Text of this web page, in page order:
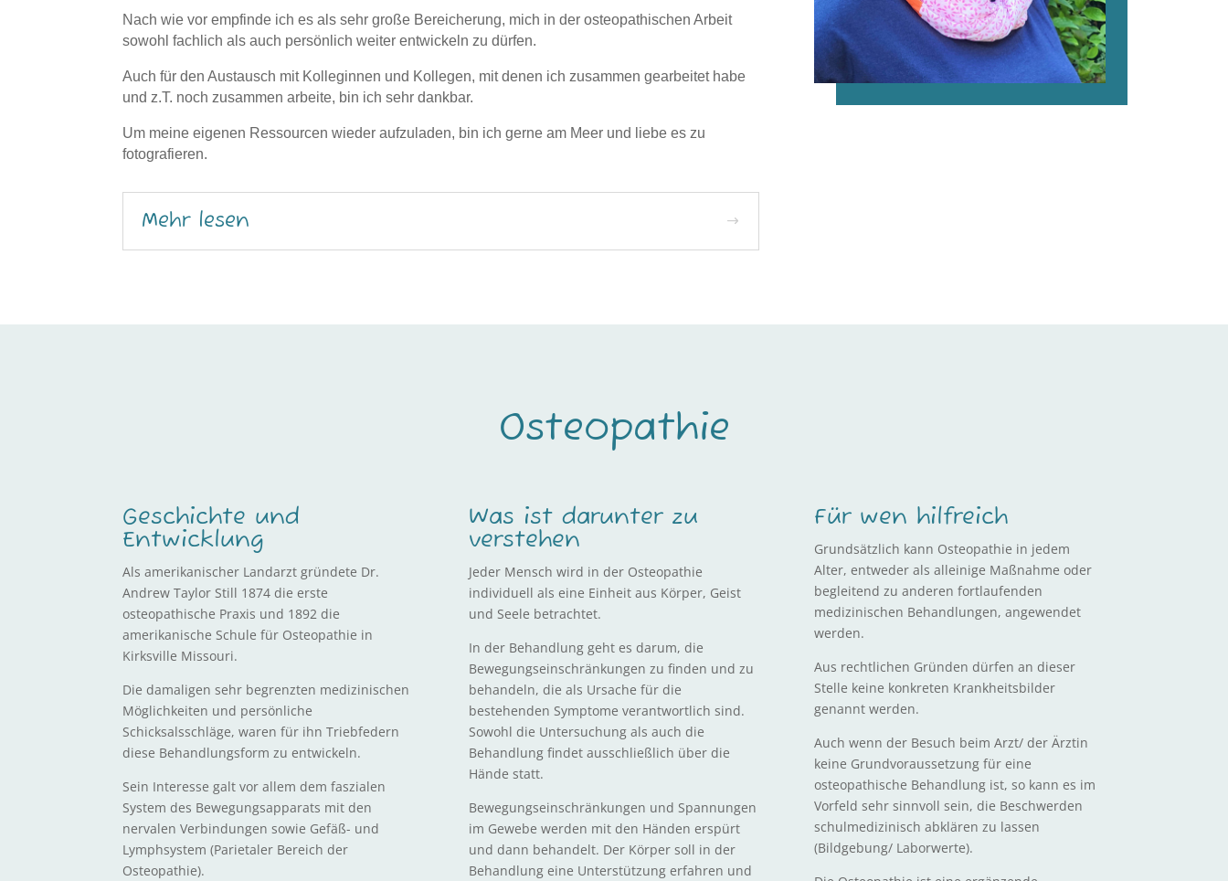
Nach wie vor empfinde ich es als sehr große Bereicherung, mich in der osteopathischen Arbeit
sowohl fachlich als auch persönlich weiter entwickeln zu dürfen.
Auch für den Austausch mit Kolleginnen und Kollegen, mit denen ich zusammen gearbeitet habe
und z.T. noch zusammen arbeite, bin ich sehr dankbar.
Um meine eigenen Ressourcen wieder aufzuladen, bin ich gerne am Meer und liebe es zu
fotografieren.
Mehr lesen
Osteopathie
Geschichte und
Entwicklung
Als amerikanischer Landarzt gründete Dr.
Andrew Taylor Still 1874 die erste
osteopathische Praxis und 1892 die
amerikanische Schule für Osteopathie in
Kirksville Missouri.
Die damaligen sehr begrenzten medizinischen
Möglichkeiten und persönliche
Schicksalsschläge, waren für ihn Triebfedern
diese Behandlungsform zu entwickeln.
Sein Interesse galt vor allem dem faszialen
System des Bewegungsapparats mit den
nervalen Verbindungen sowie Gefäß- und
Lymphsystem (Parietaler Bereich der
Osteopathie).
Was ist darunter zu
verstehen
Jeder Mensch wird in der Osteopathie
individuell als eine Einheit aus Körper, Geist
und Seele betrachtet.
In der Behandlung geht es darum, die
Bewegungseinschränkungen zu finden und zu
behandeln, die als Ursache für die
bestehenden Symptome verantwortlich sind.
Sowohl die Untersuchung als auch die
Behandlung findet ausschließlich über die
Hände statt.
Bewegungseinschränkungen und Spannungen
im Gewebe werden mit den Händen erspürt
und dann behandelt. Der Körper soll in der
Behandlung eine Unterstützung erfahren und
Für wen hilfreich
Grundsätzlich kann Osteopathie in jedem
Alter, entweder als alleinige Maßnahme oder
begleitend zu anderen fortlaufenden
medizinischen Behandlungen, angewendet
werden.
Aus rechtlichen Gründen dürfen an dieser
Stelle keine konkreten Krankheitsbilder
genannt werden.
Auch wenn der Besuch beim Arzt/ der Ärztin
keine Grundvoraussetzung für eine
osteopathische Behandlung ist, so kann es im
Vorfeld sehr sinnvoll sein, die Beschwerden
schulmedizinisch abklären zu lassen
(Bildgebung/ Laborwerte).